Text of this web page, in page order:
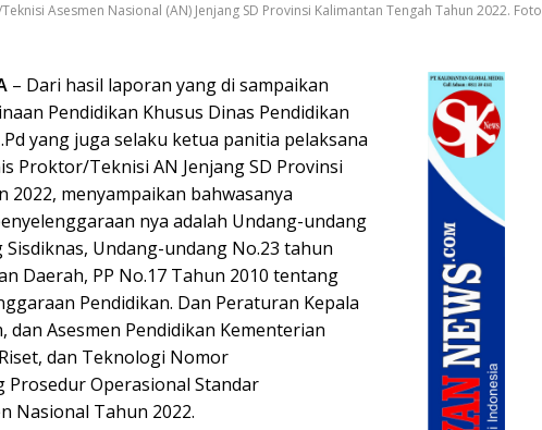
Asesmen Nasional (AN) Jenjang SD Provinsi Kalimantan Tengah Tahun 2022. Foto
– Dari hasil laporan yang di sampaikan
Pendidikan Khusus Dinas Pendidikan
yang juga selaku ketua panitia pelaksana
Proktor/Teknisi AN Jenjang SD Provinsi
2022, menyampaikan bahwasanya
nya adalah Undang-undang
Undang-undang No.23 tahun
Daerah, PP No.17 Tahun 2010 tentang
Pendidikan. Dan Peraturan Kepala
dan Asesmen Pendidikan Kementerian
dan Teknologi Nomor
Prosedur Operasional Standar
Nasional Tahun 2022.